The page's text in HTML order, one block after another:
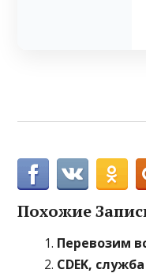
Похожие
Перевозим
CDEK,